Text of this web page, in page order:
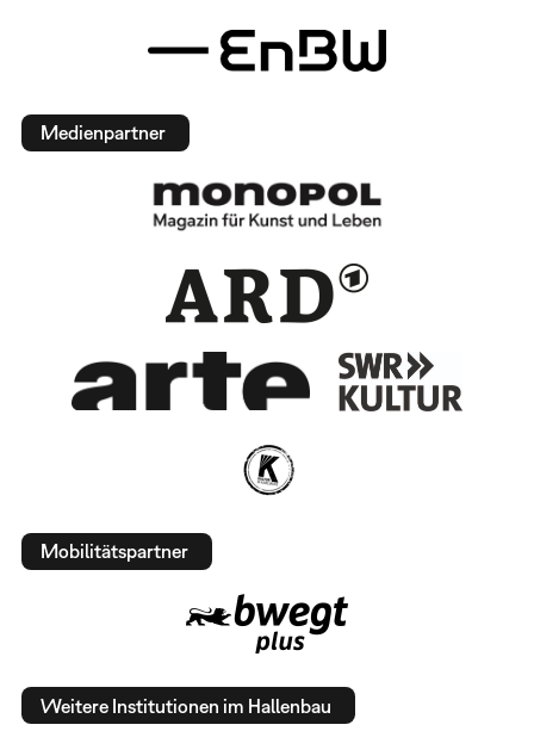
Medienpartner
Mobilitätspartner
Weitere Institutionen im Hallenbau